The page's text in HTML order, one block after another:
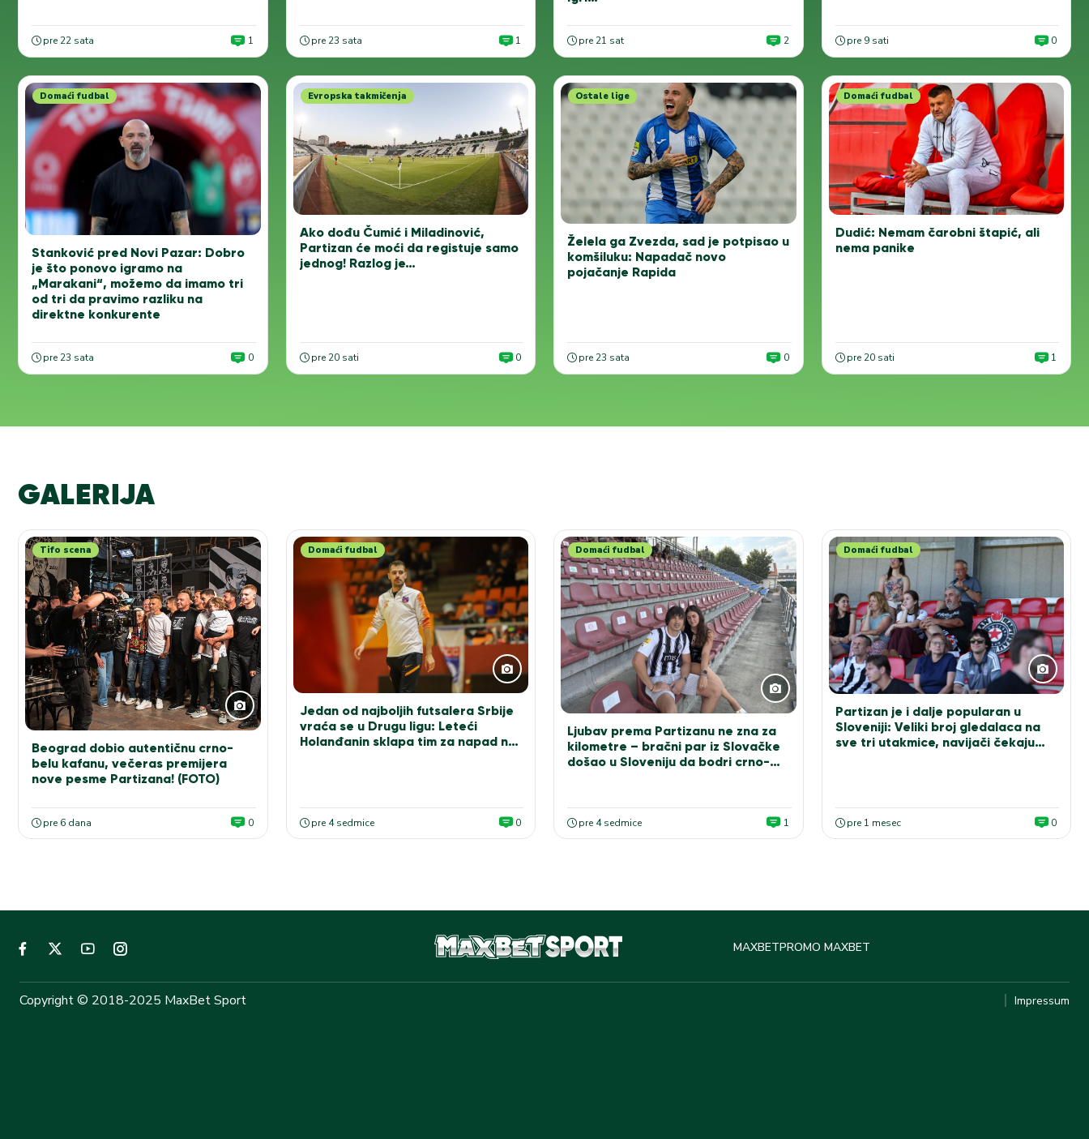
pre 22 sata 1 pre 23 sata 1 pre 21 sat 2 pre 9 sati 0
Domaći fudbal
Stanković pred Novi Pazar: Dobro
je što ponovo igramo na
„Marakani“, možemo da imamo tri
od tri da pravimo razliku na
direktne konkurente
pre 23 sata 0
Evropska takmičenja
Ako dođu Čumić i Miladinović,
Partizan će moći da registuje samo
jednog! Razlog je…
pre 20 sati 0
Ostale lige
Želela ga Zvezda, sad je potpisao u
komšiluku: Napadač novo
pojačanje Rapida
pre 23 sata 0
Domaći fudbal
Dudić: Nemam čarobni štapić, ali
nema panike
pre 20 sati 1
GALERIJA
Tifo scena
Beograd dobio autentičnu crno-
belu kafanu, večeras premijera
nove pesme Partizana! (FOTO)
pre 6 dana 0
Domaći fudbal
Jedan od najboljih futsalera Srbije
vraća se u Drugu ligu: Leteći
Holanđanin sklapa tim za napad na
pre 4 sedmice 0
Domaći fudbal
Ljubav prema Partizanu ne zna za
kilometre – bračni par iz Slovačke
došao u Sloveniju da bodri crno-
pre 4 sedmice 1
Domaći fudbal
Partizan je i dalje popularan u
Sloveniji: Veliki broj gledalaca na
sve tri utakmice, navijači čekaju
pre 1 mesec 0
MAXBETPROMO MAXBET
Copyright © 2018-2025 MaxBet Sport Impressum